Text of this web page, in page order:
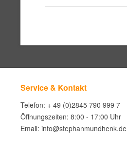
Service & Kontakt
Telefon: + 49 (0)2845 790 999 7
Öffnungszeiten: 8:00 - 17:00 Uhr
Email: info@stephanmundhenk.de